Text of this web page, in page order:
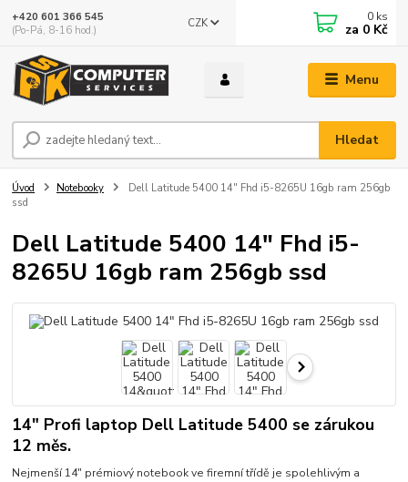
Menu
CZK
Hledat
+420 601 366 545
(Po-Pá, 8-16 hod.)
0 ks
za 0 Kč
Úvod Notebooky
Dell Latitude 5400 14" Fhd i5-8265U 16gb ram 256gb
ssd
Dell Latitude 5400 14" Fhd i5-
8265U 16gb ram 256gb ssd
14" Profi laptop Dell Latitude 5400 se zárukou
12 měs.
Nejmenší 14" prémiový notebook ve firemní třídě je spolehlivým a